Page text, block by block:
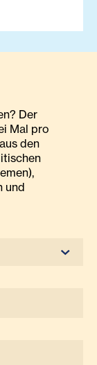
Der
Mal pro
den
und